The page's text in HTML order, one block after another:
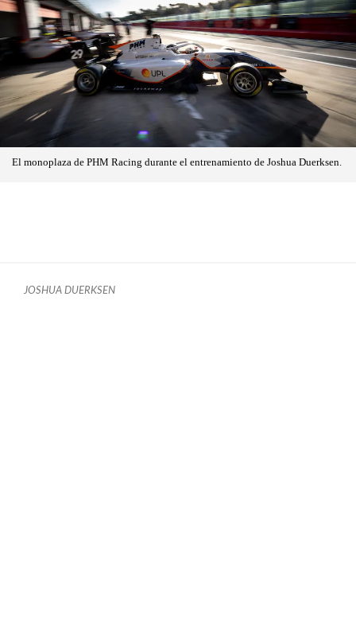
El monoplaza de PHM Racing durante el entrenamiento de Joshua Duerksen.
JOSHUA DUERKSEN